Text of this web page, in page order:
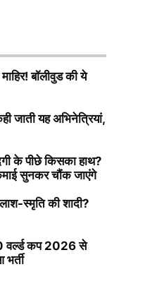
बॉलीवुड की ये
जाती यह अभिनेत्रियां,
के पीछे किसका हाथ?
सुनकर चौंक जाएंगे
स्मृति की शादी?
वर्ल्ड कप 2026 से